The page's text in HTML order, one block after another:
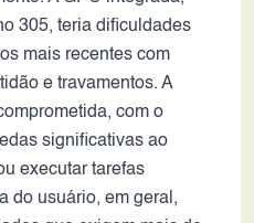
305, teria dificuldades
mais recentes com
e travamentos. A
com o
significativas ao
executar tarefas
do usuário, em geral,